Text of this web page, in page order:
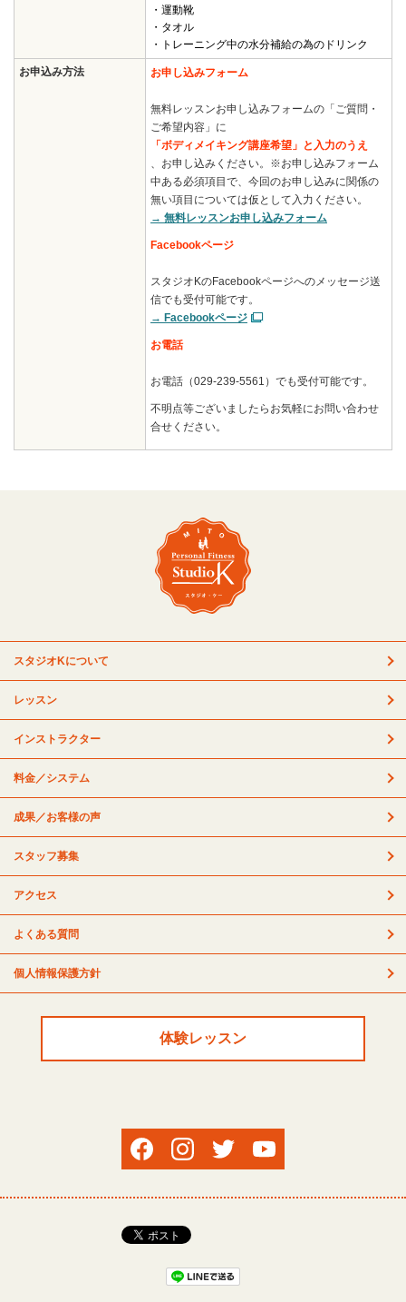
・運動靴
・タオル
・トレーニング中の水分補給の為のドリンク
お申込み方法 お申し込みフォーム
無料レッスンお申し込みフォームの「ご質問・
ご希望内容」に
「ボディメイキング講座希望」と入力のうえ
、お申し込みください。※お申し込みフォーム
中ある必須項目で、今回のお申し込みに関係の
無い項目については仮として入力ください。
→ 無料レッスンお申し込みフォーム
Facebookページ
スタジオKのFacebookページへのメッセージ送
信でも受付可能です。
→ Facebookページ
お電話
お電話（029-239-5561）でも受付可能です。
不明点等ございましたらお気軽にお問い合わせ
合せください。
スタジオKについて
レッスン
インストラクター
料金／システム
成果／お客様の声
スタッフ募集
アクセス
よくある質問
個人情報保護方針
体験レッスン